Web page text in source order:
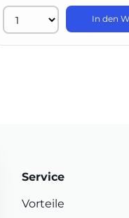
In den
Service
Vorteile